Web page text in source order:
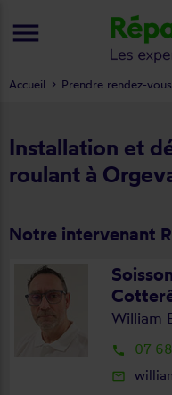
Installation et
roulant à
Notre intervenant
William
local_phone 07
mail_outline
Accueil Prendre rendez-vous
menu